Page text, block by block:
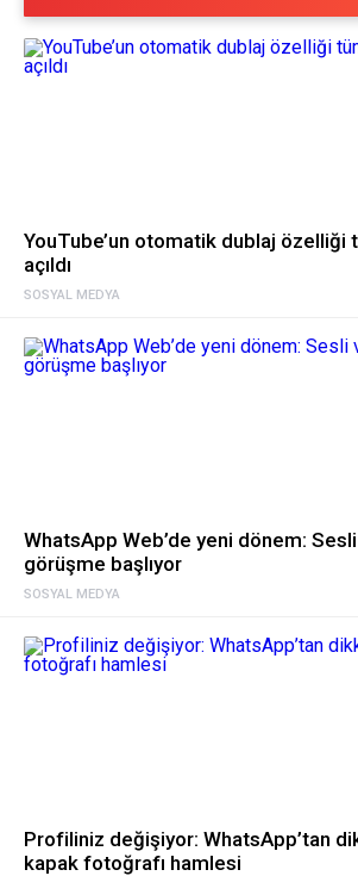
SOSYAL MEDYA
YouTube’un otomatik dublaj özelliği
açıldı
SOSYAL MEDYA
WhatsApp Web’de yeni dönem:
görüşme başlıyor
Profiliniz değişiyor: WhatsApp’tan
kapak fotoğrafı hamlesi